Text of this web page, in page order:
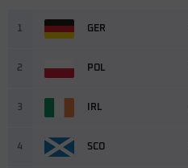
1 GER
2 POL
3 IRL
4 SCO